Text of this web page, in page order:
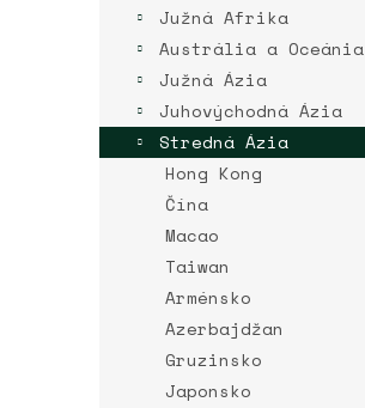
Južná Afrika
Austrália a Oceánia
Južná Ázia
Juhovýchodná Ázia
Stredná Ázia
Hong Kong
Čína
Macao
Taiwan
Arménsko
Azerbajdžan
Gruzinsko
Japonsko